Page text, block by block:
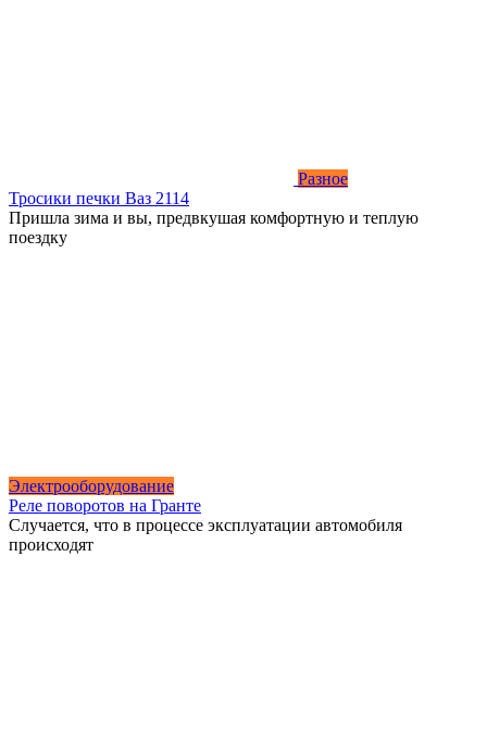
Разное
Тросики печки Ваз 2114
Пришла зима и вы, предвкушая комфортную и теплую
поездку
Электрооборудование
Реле поворотов на Гранте
Случается, что в процессе эксплуатации автомобиля
происходят